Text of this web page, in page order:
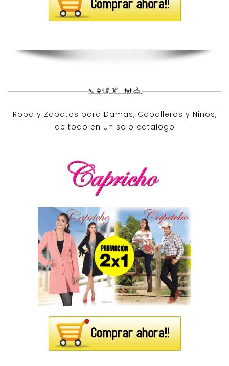
Ropa y Zapatos para Damas, Caballeros y Niños,
de todo en un solo catalogo